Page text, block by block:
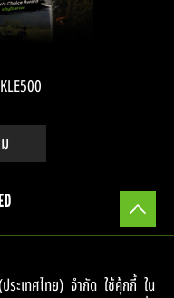
(Thailand) Co.,Ltd.
ระเทศไทย) จำกัด ใช้คุ้กกี้ ใน